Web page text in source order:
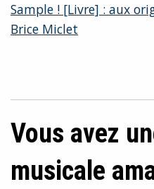
Sample ! [Livre] : aux
Brice Miclet
Vous avez
musicale